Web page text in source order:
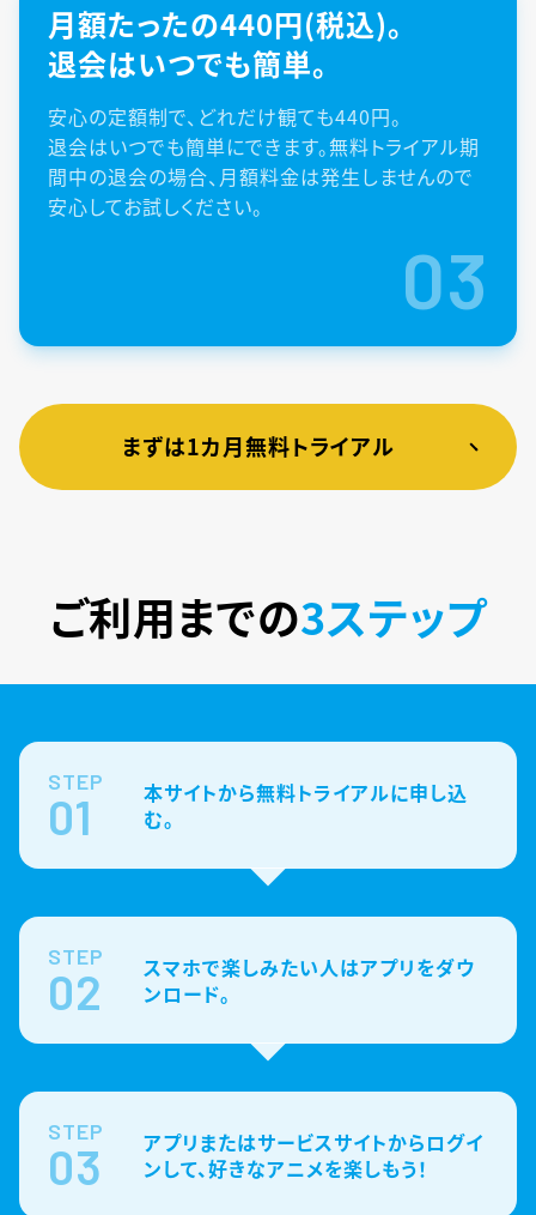
月額たったの440円(税込)。
退会はいつでも簡単。
安心の定額制で、どれだけ観ても440円。
退会はいつでも簡単にできます。無料トライアル期
間中の退会の場合、月額料金は発生しませんので
安心してお試しください。
03
まずは1カ月無料トライアル
ご利用までの3ステップ
STEP
01
本サイトから無料トライアルに申し込
む。
STEP
02
スマホで楽しみたい人はアプリをダウ
ンロード。
STEP
03
アプリまたはサービスサイトからログイ
ンして、好きなアニメを楽しもう！